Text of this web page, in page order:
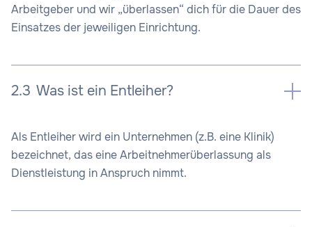
Arbeitgeber und wir „überlassen“ dich für die Dauer des
Einsatzes der jeweiligen Einrichtung.
2.3 Was ist ein Entleiher?
Als Entleiher wird ein Unternehmen (z.B. eine Klinik)
bezeichnet, das eine Arbeitnehmerüberlassung als
Dienstleistung in Anspruch nimmt.